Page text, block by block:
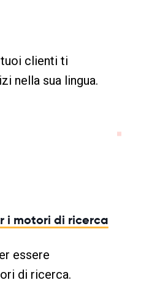
clienti ti
nella sua lingua.
i motori di ricerca
essere
di ricerca.